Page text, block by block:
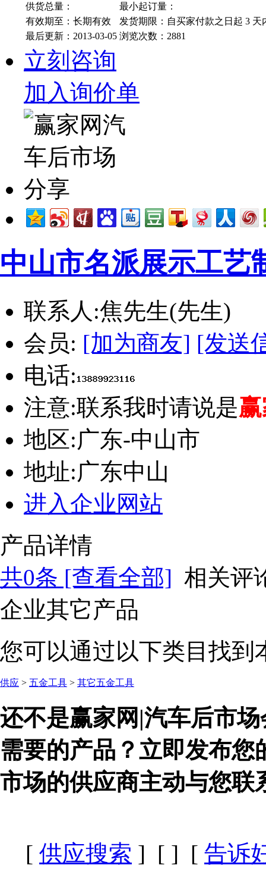
供货总量：
最小起订量：
有效期至：长期有效
发货期限：自买家付款之日起 3 天
最后更新：2013-03-05 浏览次数： 2881
立刻咨询
加入询价单
中山市名派展示工艺
联系人:焦先生(先生)
会员: [加为商友] [发送
电话:
注意:联系我时请说是
地区:广东-中山市
地址:广东中山
进入企业网站
产品详情
共0条 [查看全部] 相关评
企业其它产品
您可以通过以下类目找到
供应 > 五金工具 > 其它五金工具
还不是赢家网|汽车后市场
需要的产品？立即发布您
市场的供应商主动与您联
[ 供应搜索 ] [ ] [ 告诉